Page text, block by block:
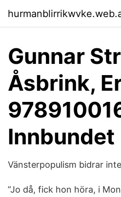
Gunnar
Åsbrink,
Innbundet
Vänsterpopulism bidrar
”Jo då, fick hon höra, i